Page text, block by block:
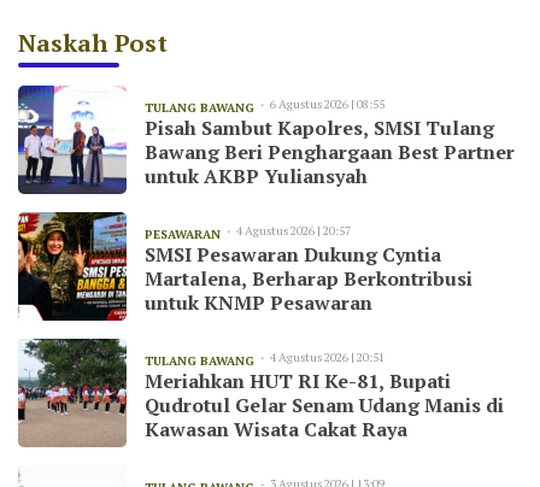
Naskah Post
TULANG BAWANG 6 Agustus 2026 | 08:55
Pisah Sambut Kapolres, SMSI Tulang
Bawang Beri Penghargaan Best Partner
untuk AKBP Yuliansyah
PESAWARAN 4 Agustus 2026 | 20:57
SMSI Pesawaran Dukung Cyntia
Martalena, Berharap Berkontribusi
untuk KNMP Pesawaran
TULANG BAWANG 4 Agustus 2026 | 20:51
Meriahkan HUT RI Ke-81, Bupati
Qudrotul Gelar Senam Udang Manis di
Kawasan Wisata Cakat Raya